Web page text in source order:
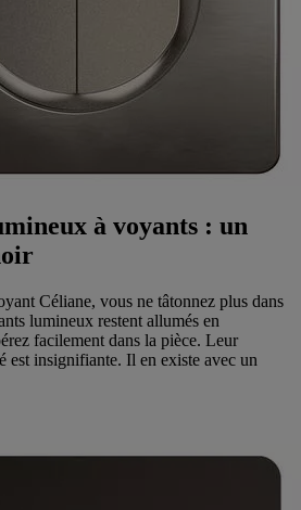
à voyants : un
Céliane, vous ne tâtonnez plus dans
lumineux restent allumés en
facilement dans la pièce. Leur
est insignifiante. Il en existe avec un